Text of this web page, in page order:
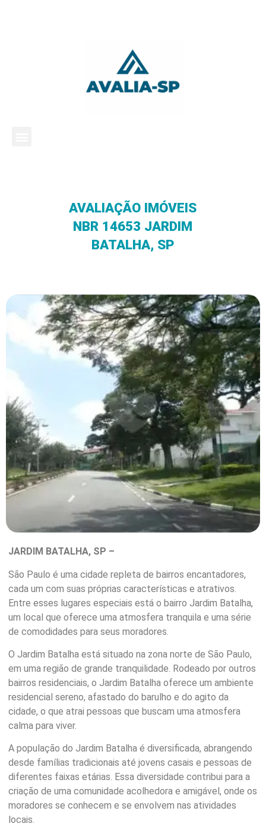
AVALIAÇÃO IMÓVEIS
NBR 14653 JARDIM
BATALHA, SP
JARDIM BATALHA, SP –
São Paulo é uma cidade repleta de bairros encantadores,
cada um com suas próprias características e atrativos.
Entre esses lugares especiais está o bairro Jardim Batalha,
um local que oferece uma atmosfera tranquila e uma série
de comodidades para seus moradores.
O Jardim Batalha está situado na zona norte de São Paulo,
em uma região de grande tranquilidade. Rodeado por outros
bairros residenciais, o Jardim Batalha oferece um ambiente
residencial sereno, afastado do barulho e do agito da
cidade, o que atrai pessoas que buscam uma atmosfera
calma para viver.
A população do Jardim Batalha é diversificada, abrangendo
desde famílias tradicionais até jovens casais e pessoas de
diferentes faixas etárias. Essa diversidade contribui para a
criação de uma comunidade acolhedora e amigável, onde os
moradores se conhecem e se envolvem nas atividades
locais.